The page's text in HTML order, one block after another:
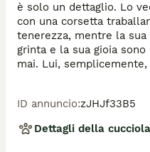
è solo un dettaglio. Lo
con una corsetta
tenerezza, mentre la
grinta e la sua gioia
mai. Lui,
affettuoso, equilibrato.
una taglia media (simil
femmina in box ed è
ID annuncio:zJHJf33B5
Dettagli della